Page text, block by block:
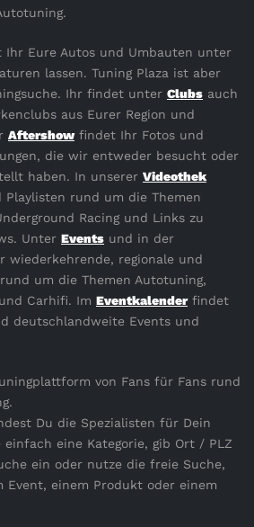
Ihr Eure Autos und Umbauten unter
lassen. Tuning Plaza ist aber
Ihr findet unter Clubs auch
aus Eurer Region und
Aftershowfindet Ihr Fotos und
die wir entweder besucht oder
haben. In unserer Videothek
rund um die Themen
Racing und Links zu
Unter Events und in der
wiederkehrende, regionale und
um die Themen Autotuning,
Carhifi. Im Eventkalenderfindet
deutschlandweite Events und
von Fans für Fans rund
Du die Spezialisten für Dein
einfach eine Kategorie, gib Ort / PLZ
ein oder nutze die freie Suche,
Event, einem Produkt oder einem